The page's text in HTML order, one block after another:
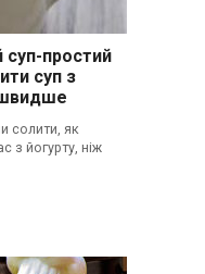
суп-простий
суп з
солити, як
з йогурту, ніж